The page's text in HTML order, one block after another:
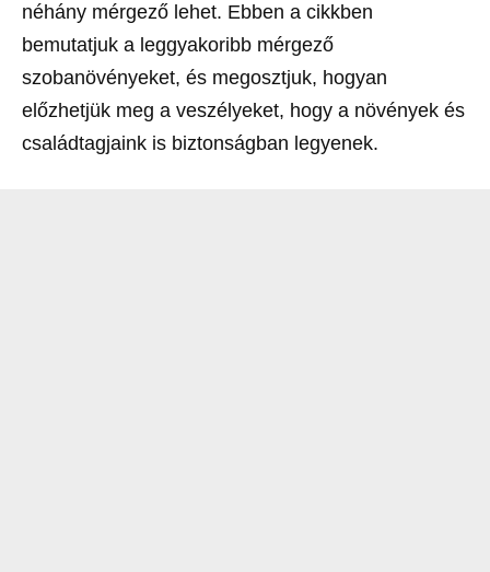
néhány mérgező lehet. Ebben a cikkben
bemutatjuk a leggyakoribb mérgező
szobanövényeket, és megosztjuk, hogyan
előzhetjük meg a veszélyeket, hogy a növények és
családtagjaink is biztonságban legyenek.